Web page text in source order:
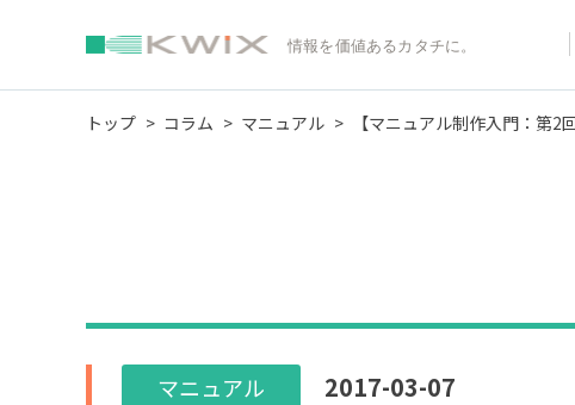
情報を価値あるカタチに。
トップ コラム マニュアル 【マニュアル制作入門：第2
マニュアル 2017-03-07